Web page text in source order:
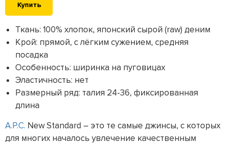
Купить
Ткань: 100% хлопок, японский сырой (raw) деним
Крой: прямой, с лёгким сужением, средняя
посадка
Особенность: ширинка на пуговицах
Эластичность: нет
Размерный ряд: талия 24-36, фиксированная
длина
A.P.C. New Standard – это те самые джинсы, с которых
для многих началось увлечение качественным